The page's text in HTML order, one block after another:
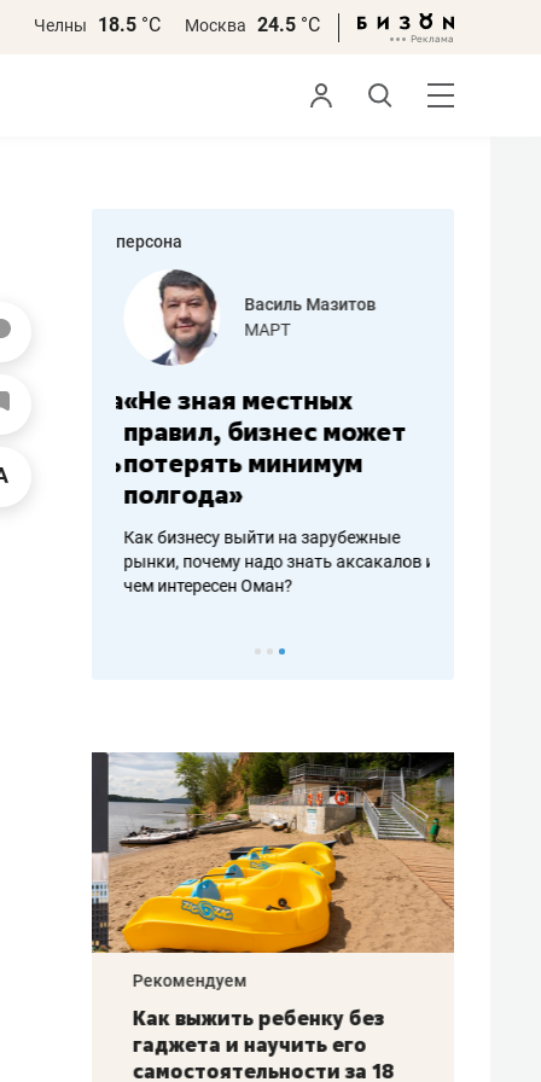
Челны 18.5 °С Москва 24.5 °С
персона
работа
Василь Мазитов
МАРТ
«Не зная местных
правил, бизнес может
потерять минимум
полгода»
Как бизнесу выйти на зарубежные
рынки, почему надо знать аксакалов и
чем интересен Оман?
–
Рекомендуем
Как выжить ребенку без
гаджета и научить его
самостоятельности за 18